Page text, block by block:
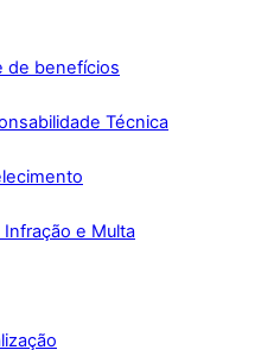
de benefícios
Técnica
e Multa